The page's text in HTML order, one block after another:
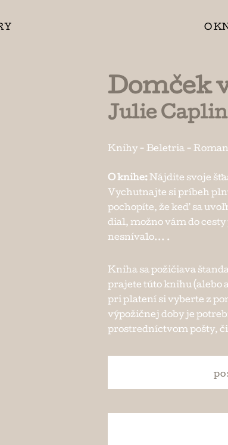
O
Domček
Julie Caplin
Knihy - Beletria -
O knihe: Nájdite svoje
Vychutnajte si príbeh
pochopíte, že keď sa
dial, možno vám do
nesnívalo... .
Kniha sa požičiava
prajete túto knihu (alebo
pri platení si vyberte z
výpožičnej doby je
prostredníctvom pošty,